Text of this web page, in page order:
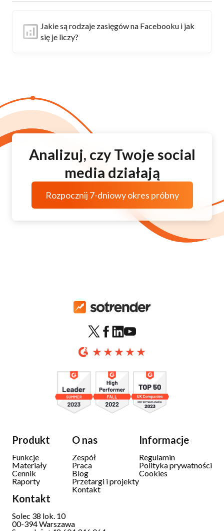
Jakie są rodzaje zasięgów na Facebooku i jak
się je liczy?
Analizuj, czy Twoje social
media działają
Rozpocznij 7-dniowy okres próbny
Produkt
Funkcje
Materiały
Cennik
Raporty
O nas
Zespół
Praca
Blog
Przetargi i projekty
Kontakt
Informacje
Regulamin
Polityka prywatności
Cookies
Kontakt
Solec 38 lok. 10
00-394 Warszawa